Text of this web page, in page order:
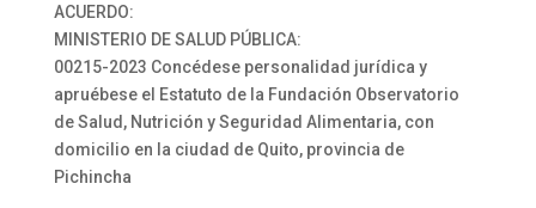
ACUERDO:
MINISTERIO DE SALUD PÚBLICA:
00215-2023 Concédese personalidad jurídica y
apruébese el Estatuto de la Fundación Observatorio
de Salud, Nutrición y Seguridad Alimentaria, con
domicilio en la ciudad de Quito, provincia de
Pichincha